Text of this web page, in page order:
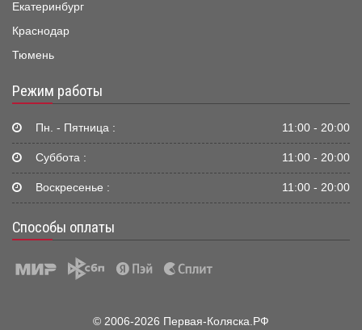
Екатеринбург
Краснодар
Тюмень
Режим работы
Пн. - Пятница : 11:00 - 20:00
Суббота : 11:00 - 20:00
Воскресенье : 11:00 - 20:00
Способы оплаты
© 2006-2026 Первая-Коляска.РФ